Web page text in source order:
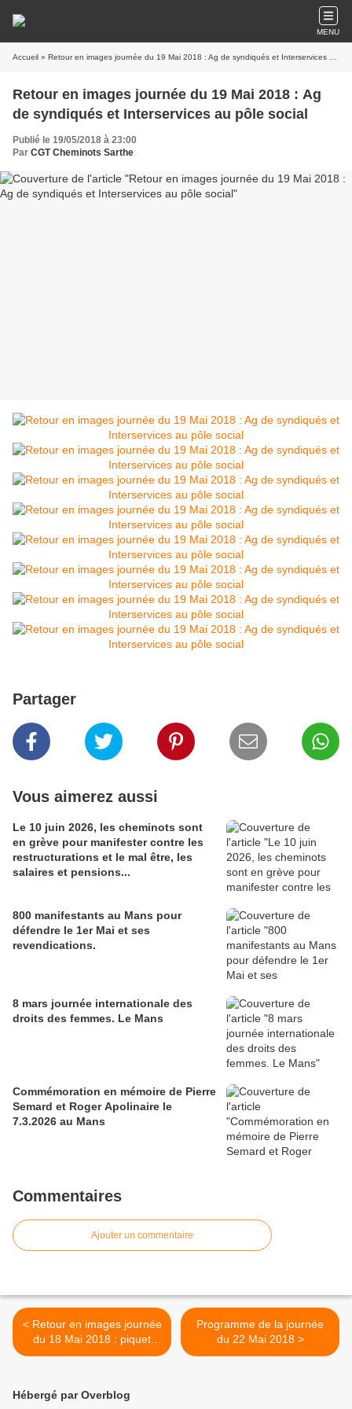
MENU
Accueil » Retour en images journée du 19 Mai 2018 : Ag de syndiqués et Interservices au pôle social
Retour en images journée du 19 Mai 2018 : Ag
de syndiqués et Interservices au pôle social
Publié le 19/05/2018 à 23:00
Par CGT Cheminots Sarthe
Partager
Vous aimerez aussi
Le 10 juin 2026, les cheminots sont
en grève pour manifester contre les
restructurations et le mal être, les
salaires et pensions...
800 manifestants au Mans pour
défendre le 1er Mai et ses
revendications.
8 mars journée internationale des
droits des femmes. Le Mans
Commémoration en mémoire de Pierre
Semard et Roger Apolinaire le
7.3.2026 au Mans
Commentaires
Ajouter un commentaire
< Retour en images journée
du 18 Mai 2018 : piquet
technicampus, action
université...
Programme de la journée
du 22 Mai 2018 >
Hébergé par Overblog